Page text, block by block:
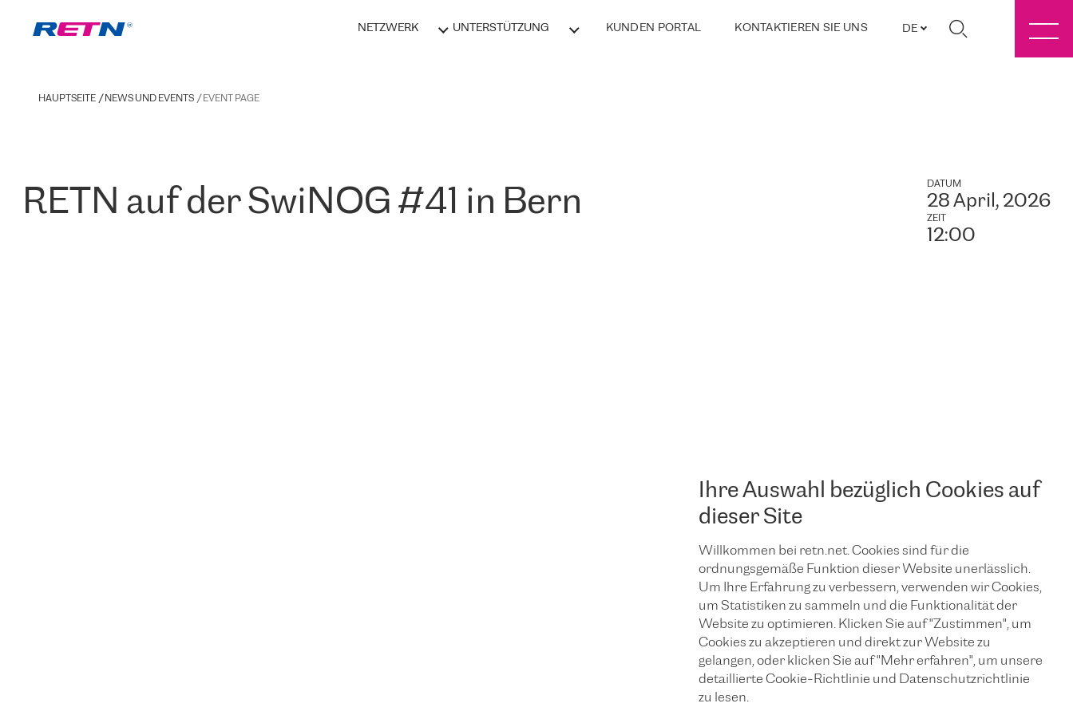
NETZWERK UNTERSTÜTZUNG KUNDEN PORTAL KONTAKTIEREN SIE UNS DE
Ihre Auswahl bezüglich Cookies auf
dieser Site
Willkommen bei retn.net. Cookies sind für die
ordnungsgemäße Funktion dieser Website unerlässlich.
Um Ihre Erfahrung zu verbessern, verwenden wir Cookies,
um Statistiken zu sammeln und die Funktionalität der
Website zu optimieren. Klicken Sie auf "Zustimmen", um
Cookies zu akzeptieren und direkt zur Website zu
gelangen, oder klicken Sie auf "Mehr erfahren", um unsere
detaillierte Cookie-Richtlinie und Datenschutzrichtlinie
zu lesen.
HAUPTSEITE NEWS UND EVENTS EVENT PAGE
RETN auf der SwiNOG #41 in Bern
DATUM
28 April, 2026
ZEIT
12:00
KONTAKTIEREN SIE